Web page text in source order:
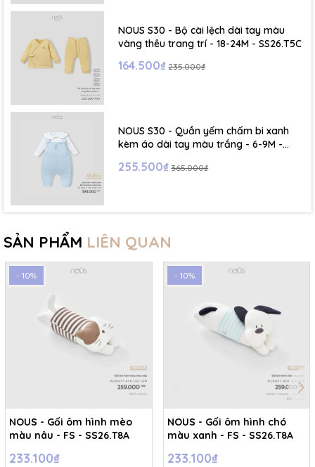
NOUS S30 - Bộ cài lệch dài tay màu
vàng thêu trang trí - 18-24M - SS26.T5C
164.500₫ 235.000₫
NOUS S30 - Quần yếm chấm bi xanh
kèm áo dài tay màu trắng - 6-9M -
255.500₫ 365.000₫
SẢN PHẨM LIÊN QUAN
- 10%
NOUS - Gối ôm hình mèo
màu nâu - FS - SS26.T8A
233.100₫
- 10%
NOUS - Gối ôm hình chó
màu xanh - FS - SS26.T8A
233.100₫